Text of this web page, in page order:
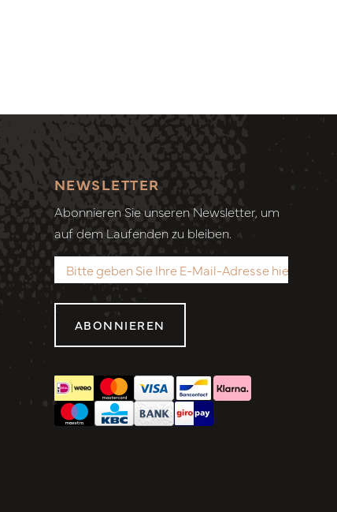
NEWSLETTER
Abonnieren Sie unseren Newsletter, um
auf dem Laufenden zu bleiben.
ABONNIEREN